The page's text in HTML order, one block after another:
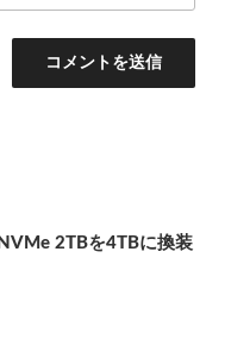
2TBを4TBに換装